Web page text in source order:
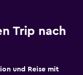
Trip nach
und Reise mit